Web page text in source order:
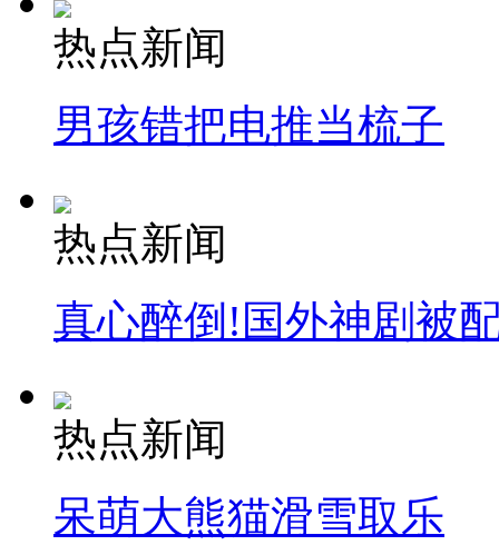
热点新闻
男孩错把电推当梳子
热点新闻
真心醉倒!国外神剧被
热点新闻
呆萌大熊猫滑雪取乐